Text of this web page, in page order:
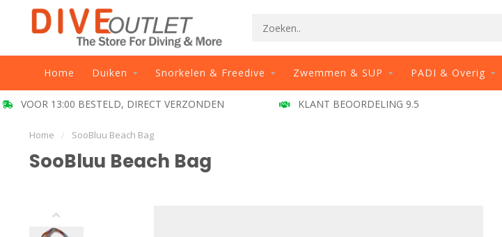
Home Duiken Snorkelen & Freedive Zwemmen & SUP PADI & Overig
KLANT BEOORDELING 9.5
BETROUWBAAR ADRES
Home / SooBluu Beach Bag
SooBluu Beach Bag